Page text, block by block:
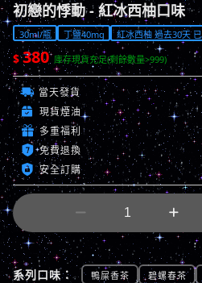
初戀的悸動 - 紅冰西柚口味
30ml/瓶 丁鹽40mg 紅冰西柚 過去30天
$380 庫存現貨充足(剩餘數量>999)
 當天發貨
 現貨煙油
 多重福利
 免費退換
 安全訂購
 
系列口味： 鴨屎香茶 碧螺春茶